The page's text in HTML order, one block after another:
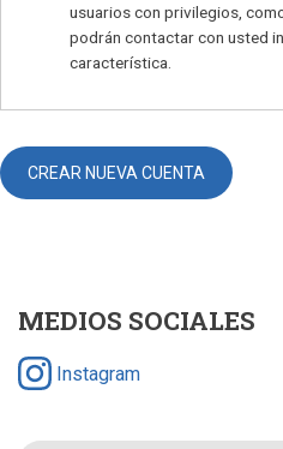
usuarios con privilegios,
podrán contactar con usted
característica.
MEDIOS SOCIALES
Instagram